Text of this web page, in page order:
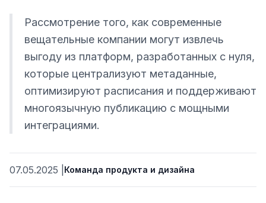
Рассмотрение того, как современные
вещательные компании могут извлечь
выгоду из платформ, разработанных с нуля,
которые централизуют метаданные,
оптимизируют расписания и поддерживают
многоязычную публикацию с мощными
интеграциями.
07.05.2025 Команда продукта и дизайна